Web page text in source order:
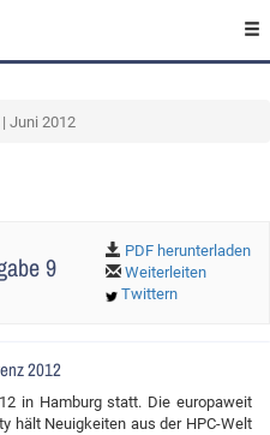
| Juni 2012
9
PDF herunterladen
Weiterleiten
Twittern
2012
in Hamburg statt. Die europaweit
hält Neuigkeiten aus der HPC-Welt